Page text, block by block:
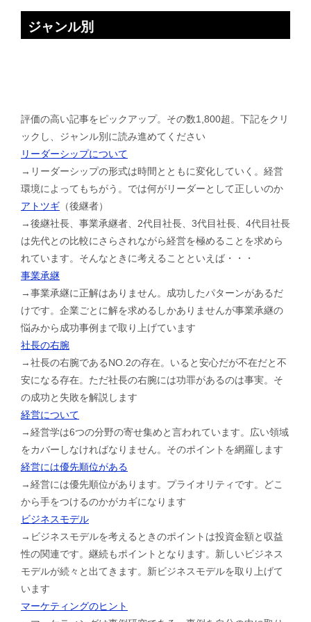
ジャンル別
評価の高い記事をピックアップ。その数1,800超。下記をクリ
ックし、ジャンル別に読み進めてください
リーダーシップについて
→リーダーシップの形式は時間とともに変化していく。経営
環境によってもちがう。では何がリーダーとして正しいのか
アトツギ （後継者）
→後継社長、事業承継者、2代目社長、3代目社長、4代目社長
は先代との比較にさらされながら経営を極めることを求めら
れています。そんなときに考えることといえば・・・
事業承継
→事業承継に正解はありません。成功したパターンがあるだ
けです。企業ごとに解を求めるしかありませんが事業承継の
悩みから成功事例まで取り上げています
社長の右腕
→社長の右腕であるNO.2の存在。いると安心だが不在だと不
安になる存在。ただ社長の右腕には功罪があるのは事実。そ
の成功と失敗を解説します
経営について
→経営学は6つの分野の寄せ集めと言われています。広い領域
をカバーしなければなりません。そのポイントを網羅します
経営には優先順位がある
→経営には優先順位があります。プライオリティです。どこ
から手をつけるのかがカギになります
ビジネスモデル
→ビジネスモデルを考えるときのポイントは投資金額と収益
性の関連です。継続もポイントとなります。新しいビジネス
モデルが続々と出てきます。新ビジネスモデルを取り上げて
います
マーケティングのヒント